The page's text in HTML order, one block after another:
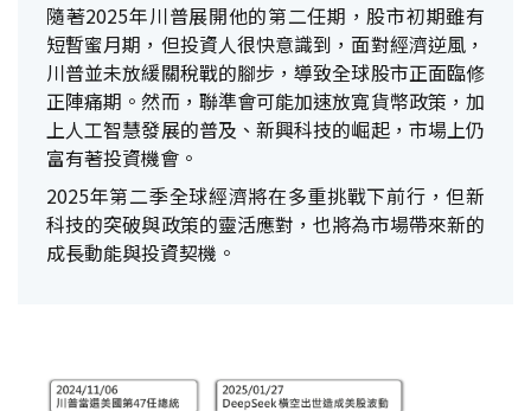
隨著2025年川普展開他的第二任期，股市初期雖有
短暫蜜月期，但投資人很快意識到，面對經濟逆風，
川普並未放緩關稅戰的腳步，導致全球股市正面臨修
正陣痛期。然而，聯準會可能加速放寬貨幣政策，加
上人工智慧發展的普及、新興科技的崛起，市場上仍
富有著投資機會。
2025年第二季全球經濟將在多重挑戰下前行，但新
科技的突破與政策的靈活應對，也將為市場帶來新的
成長動能與投資契機。